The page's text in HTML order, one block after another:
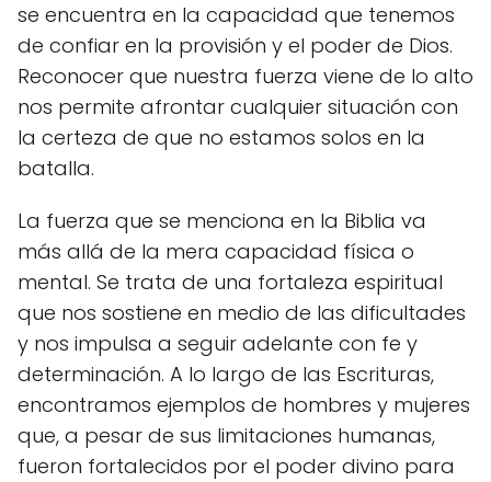
se encuentra en la capacidad que tenemos
de confiar en la provisión y el poder de Dios.
Reconocer que nuestra fuerza viene de lo alto
nos permite afrontar cualquier situación con
la certeza de que no estamos solos en la
batalla.
La fuerza que se menciona en la Biblia va
más allá de la mera capacidad física o
mental. Se trata de una fortaleza espiritual
que nos sostiene en medio de las dificultades
y nos impulsa a seguir adelante con fe y
determinación. A lo largo de las Escrituras,
encontramos ejemplos de hombres y mujeres
que, a pesar de sus limitaciones humanas,
fueron fortalecidos por el poder divino para